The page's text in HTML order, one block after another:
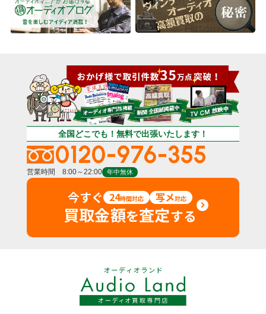
全国どこでも！無料で出張いたします！
0120-976-355
営業時間 8:00～22:00 年中無休
今すぐ 24時間対応 写メ対応
買取金額を査定する